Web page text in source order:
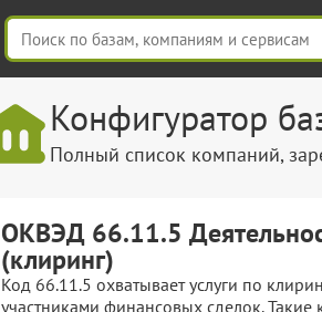
Конфигуратор
Полный список компаний,
ОКВЭД 66.11.5
(клиринг)
Код 66.11.5 охватывает услуги по
участниками финансовых сделок.